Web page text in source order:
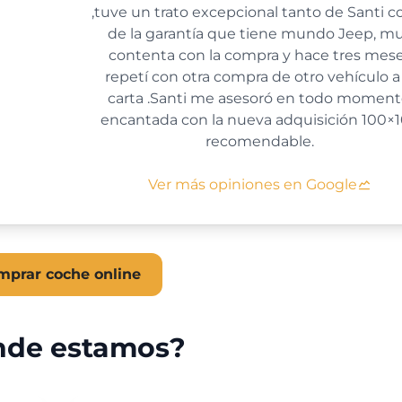
,tuve un trato excepcional tanto de Santi
de la garantía que tiene mundo Jeep,
contenta con la compra y hace tres
repetí con otra compra de otro vehículo a
carta .Santi me asesoró en todo
encantada con la nueva adquisición
recomendable.
Ver más opiniones en Google
coche online
estamos?